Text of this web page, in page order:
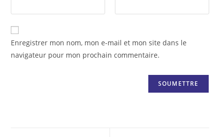
Enregistrer mon nom, mon e-mail et mon site dans le
navigateur pour mon prochain commentaire.